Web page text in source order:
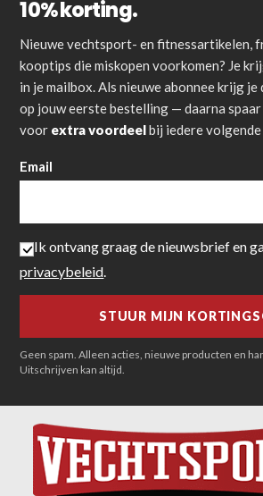
10% korting.
Nieuwe vechtsport- en fitnessartikelen,
kooptips die miskopen voorkomen? Je
in je mailbox. Als nieuwe abonnee krijg je
op jouw eerste bestelling — daarna
voor extra voordeelbij iedere
Email
Ik ontvang graag de nieuwsbrief en
privacybeleid
Geen spam. Alleen acties, nieuwe producten en
Uitschrijven kan altijd.